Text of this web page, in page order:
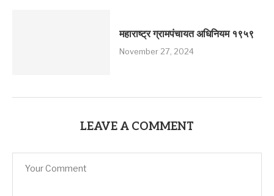
महाराष्ट्र ग्रामपंचायत अधिनियम १९५९
November 27, 2024
LEAVE A COMMENT